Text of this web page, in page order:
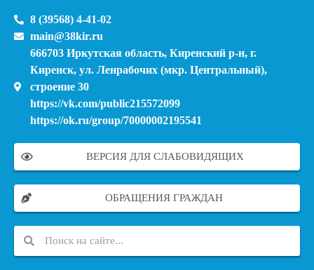
8 (39568) 4-41-02
main@38kir.ru
666703 Иркутская область, Киренский р-н, г.
Киренск, ул. Ленрабочих (мкр. Центральный),
строение 30
https://vk.com/public215572099
https://ok.ru/group/70000002195541
ВЕРСИЯ ДЛЯ СЛАБОВИДЯЩИХ
ОБРАЩЕНИЯ ГРАЖДАН